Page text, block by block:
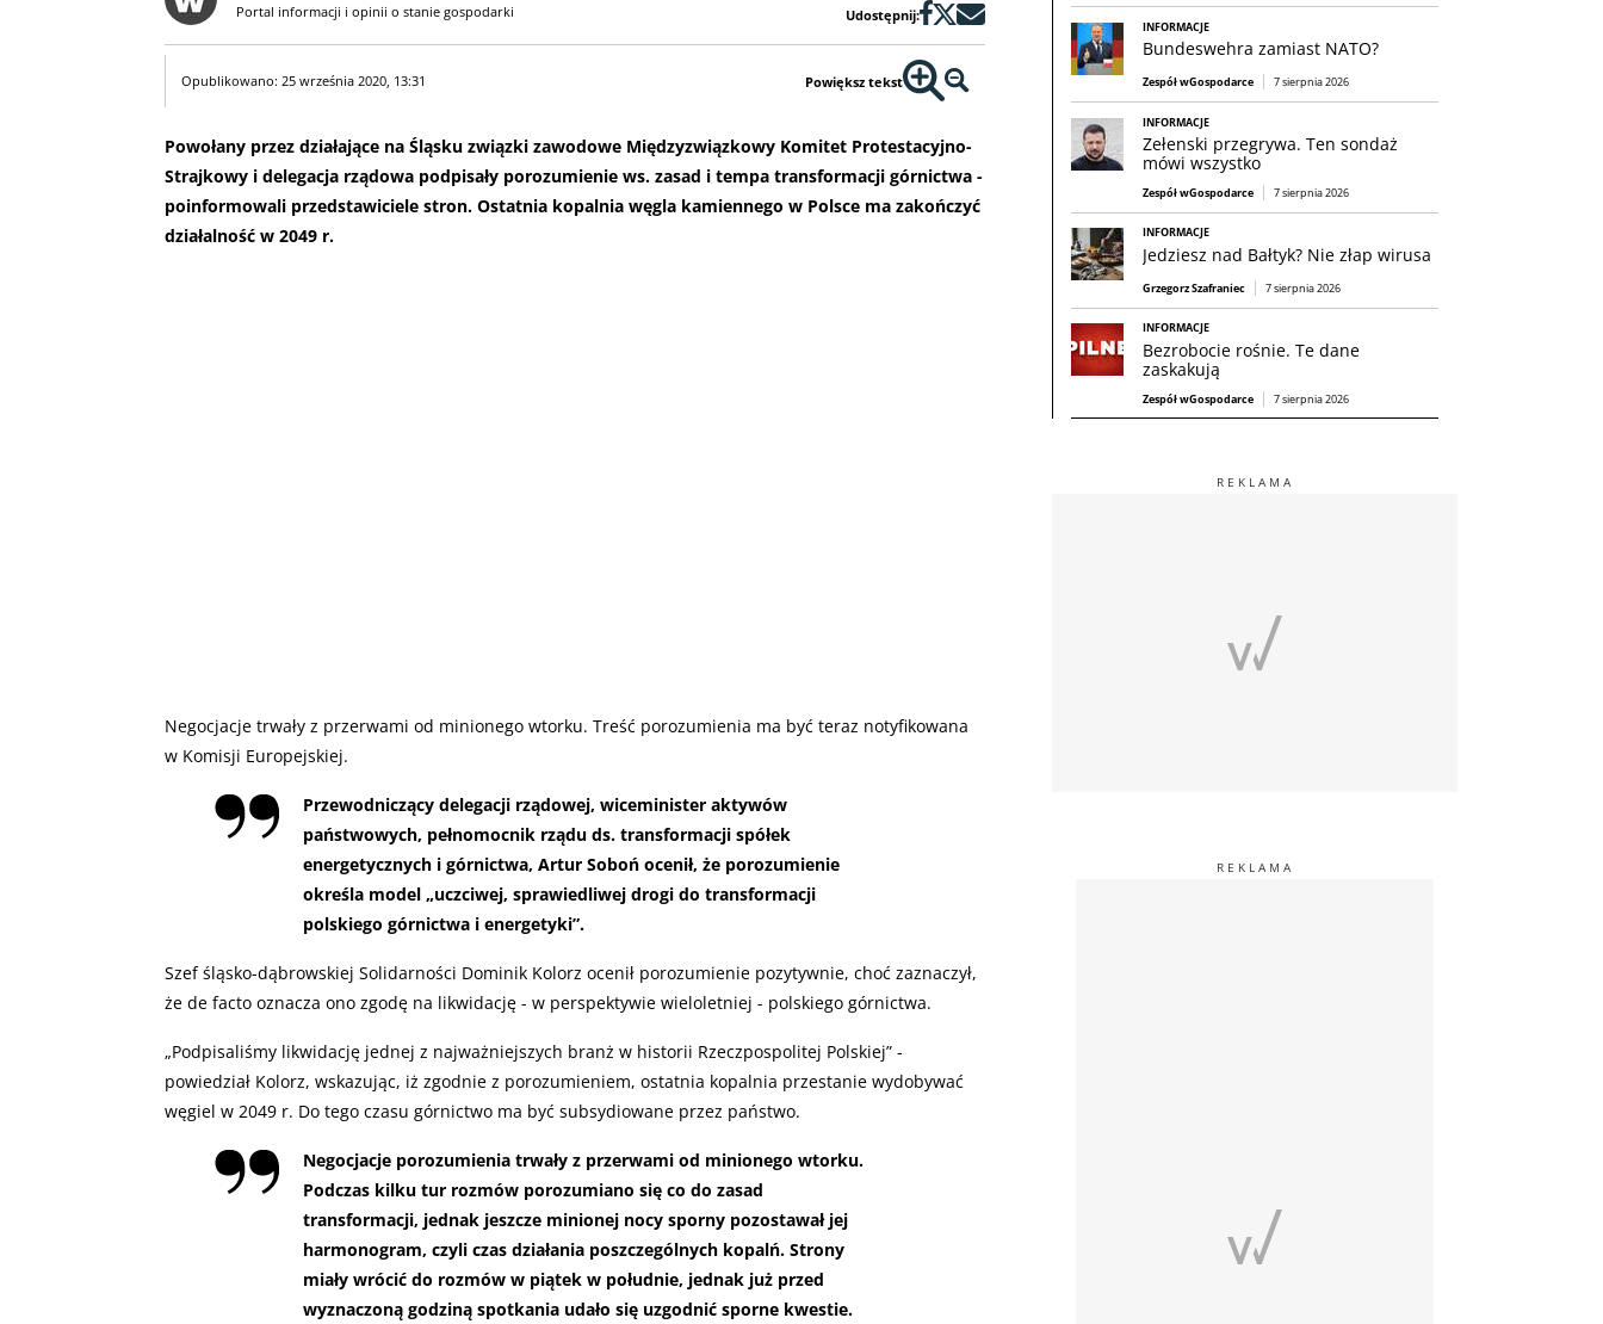
Portal informacji i opinii o stanie gospodarki Udostępnij:
Opublikowano: 25 września 2020, 13:31 Powiększ tekst
Powołany przez działające na Śląsku związki zawodowe Międzyzwiązkowy Komitet Protestacyjno-
Strajkowy i delegacja rządowa podpisały porozumienie ws. zasad i tempa transformacji górnictwa -
poinformowali przedstawiciele stron. Ostatnia kopalnia węgla kamiennego w Polsce ma zakończyć
działalność w 2049 r.
Negocjacje trwały z przerwami od minionego wtorku. Treść porozumienia ma być teraz notyfikowana
w Komisji Europejskiej.
Przewodniczący delegacji rządowej, wiceminister aktywów
państwowych, pełnomocnik rządu ds. transformacji spółek
energetycznych i górnictwa, Artur Soboń ocenił, że porozumienie
określa model „uczciwej, sprawiedliwej drogi do transformacji
polskiego górnictwa i energetyki”.
Szef śląsko-dąbrowskiej Solidarności Dominik Kolorz ocenił porozumienie pozytywnie, choć zaznaczył,
że de facto oznacza ono zgodę na likwidację - w perspektywie wieloletniej - polskiego górnictwa.
„Podpisaliśmy likwidację jednej z najważniejszych branż w historii Rzeczpospolitej Polskiej” -
powiedział Kolorz, wskazując, iż zgodnie z porozumieniem, ostatnia kopalnia przestanie wydobywać
węgiel w 2049 r. Do tego czasu górnictwo ma być subsydiowane przez państwo.
Negocjacje porozumienia trwały z przerwami od minionego wtorku.
Podczas kilku tur rozmów porozumiano się co do zasad
transformacji, jednak jeszcze minionej nocy sporny pozostawał jej
harmonogram, czyli czas działania poszczególnych kopalń. Strony
miały wrócić do rozmów w piątek w południe, jednak już przed
wyznaczoną godziną spotkania udało się uzgodnić sporne kwestie.
INFORMACJE
Bundeswehra zamiast NATO?
Zespół wGospodarce 7 sierpnia 2026
INFORMACJE
Zełenski przegrywa. Ten sondaż
mówi wszystko
Zespół wGospodarce 7 sierpnia 2026
INFORMACJE
Jedziesz nad Bałtyk? Nie złap wirusa
Grzegorz Szafraniec 7 sierpnia 2026
INFORMACJE
Bezrobocie rośnie. Te dane
zaskakują
Zespół wGospodarce 7 sierpnia 2026